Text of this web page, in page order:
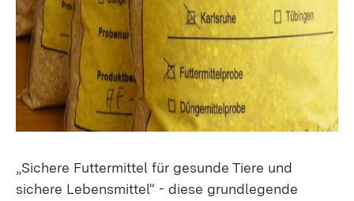
„Sichere Futtermittel für gesunde Tiere und
sichere Lebensmittel“ - diese grundlegende